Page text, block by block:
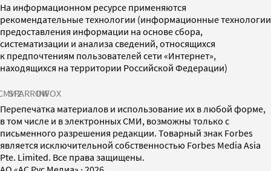
На информационном ресурсе применяются
рекомендательные технологии (информационные технологии
предоставления информации на основе сбора,
систематизации и анализа сведений, относящихся
к предпочтениям пользователей сети «Интернет»,
находящихся на территории Российской Федерации)
SPARROWINFOX
Перепечатка материалов и использование их в любой форме,
в том числе и в электронных СМИ, возможны только с
письменного разрешения редакции. Товарный знак Forbes
является исключительной собственностью Forbes Media Asia
Pte. Limited. Все права защищены.